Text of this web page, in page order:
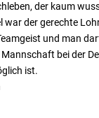
der kaum
war der gerechte
und man
bei der
ist.